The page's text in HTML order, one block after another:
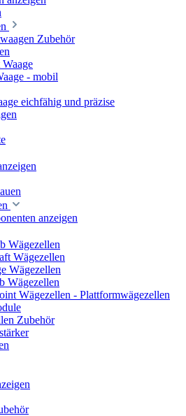
Zubehör
- mobil
eichfähig und präzise
anzeigen
Wägezellen
Wägezellen
Wägezellen
Wägezellen
Wägezellen - Plattformwägezellen
Zubehör